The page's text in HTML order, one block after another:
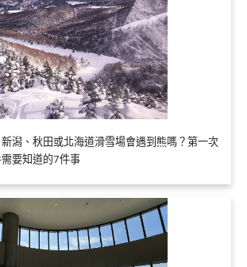
潟、秋田或北海道滑雪場會遇到熊嗎？第一次
要知道的7件事